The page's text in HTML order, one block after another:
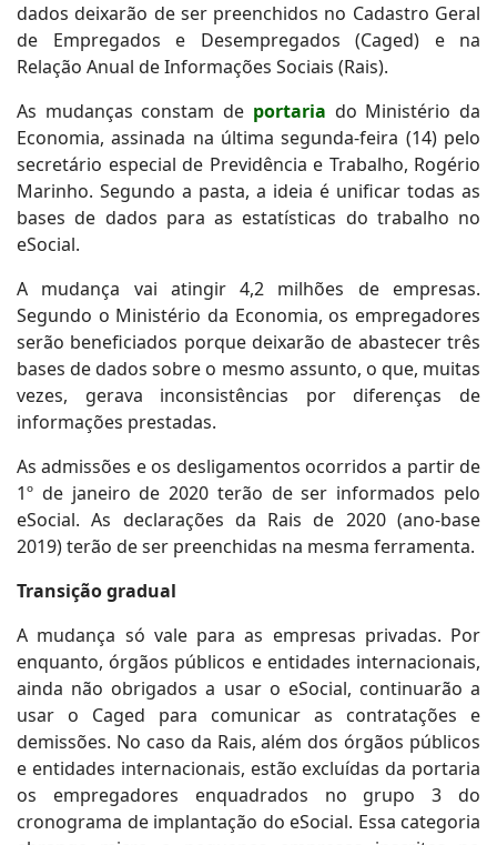
dados deixarão de ser preenchidos no Cadastro Geral
de Empregados e Desempregados (Caged) e na
Relação Anual de Informações Sociais (Rais).
As mudanças constam de portaria do Ministério da
Economia, assinada na última segunda-feira (14) pelo
secretário especial de Previdência e Trabalho, Rogério
Marinho. Segundo a pasta, a ideia é unificar todas as
bases de dados para as estatísticas do trabalho no
eSocial.
A mudança vai atingir 4,2 milhões de empresas.
Segundo o Ministério da Economia, os empregadores
serão beneficiados porque deixarão de abastecer três
bases de dados sobre o mesmo assunto, o que, muitas
vezes, gerava inconsistências por diferenças de
informações prestadas.
As admissões e os desligamentos ocorridos a partir de
1º de janeiro de 2020 terão de ser informados pelo
eSocial. As declarações da Rais de 2020 (ano-base
2019) terão de ser preenchidas na mesma ferramenta.
Transição gradual
A mudança só vale para as empresas privadas. Por
enquanto, órgãos públicos e entidades internacionais,
ainda não obrigados a usar o eSocial, continuarão a
usar o Caged para comunicar as contratações e
demissões. No caso da Rais, além dos órgãos públicos
e entidades internacionais, estão excluídas da portaria
os empregadores enquadrados no grupo 3 do
cronograma de implantação do eSocial. Essa categoria